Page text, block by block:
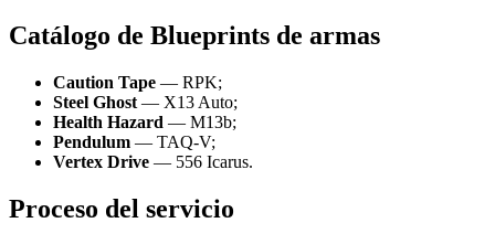
Catálogo de Blueprints de armas
Caution Tape — RPK;
Steel Ghost — X13 Auto;
Health Hazard — M13b;
Pendulum — TAQ-V;
Vertex Drive — 556 Icarus.
Proceso del servicio